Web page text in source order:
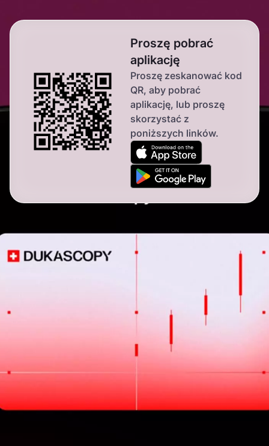
Proszę pobrać
aplikację
Proszę zeskanować kod
QR, aby pobrać
aplikację, lub proszę
skorzystać z
poniższych linków.